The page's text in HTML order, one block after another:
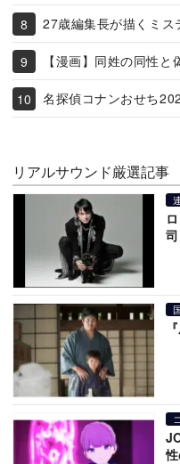
27歳編集長が描くミス
【漫画】同姓の同性と
名探偵コナンおせち
リアルサウンド厳選記事
司